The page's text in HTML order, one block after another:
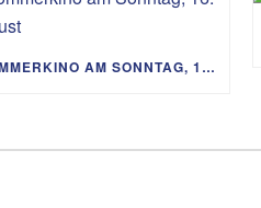
SOMMERKINO AM SONNTAG, 16. AUGUST